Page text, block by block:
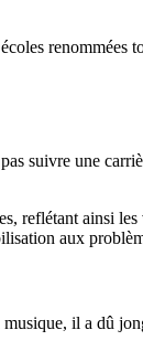
suivre une
reflétant ainsi
aux
il a dû